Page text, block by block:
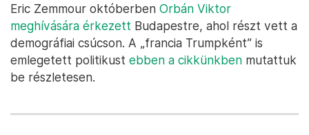
Eric Zemmour októberben Orbán Viktor
meghívására érkezett Budapestre, ahol részt vett a
demográfiai csúcson. A „francia Trumpként” is
emlegetett politikust ebben a cikkünkben mutattuk
be részletesen.